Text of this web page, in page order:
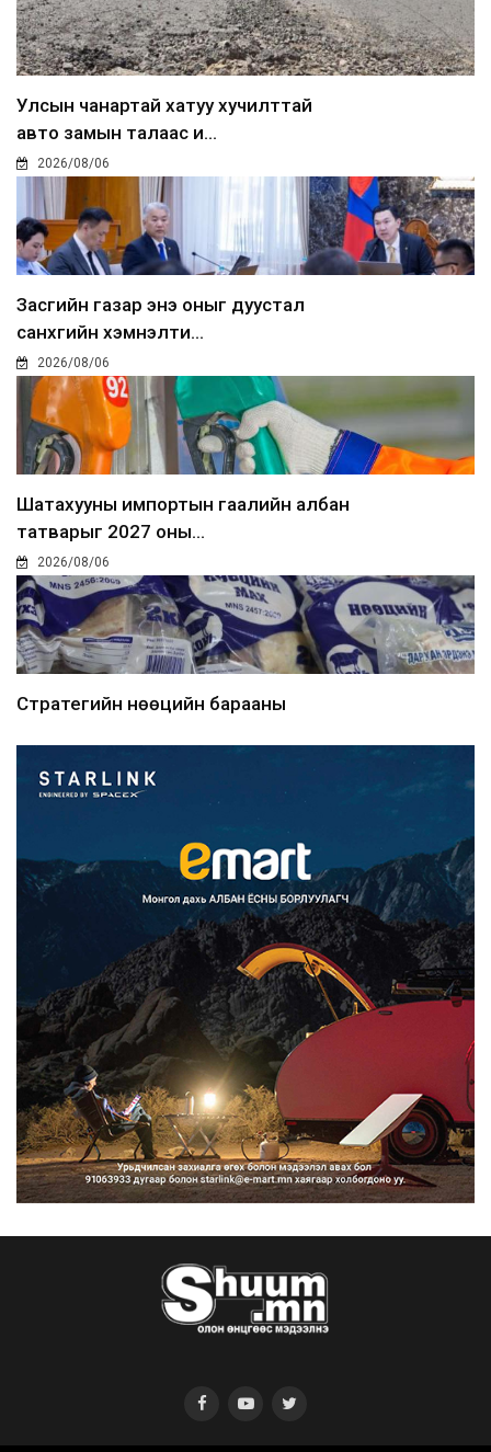
Улсын чанартай хатуу хучилттай
авто замын талаас и...
2026/08/06
Засгийн газар энэ оныг дуустал
санхүүгийн хэмнэлти...
2026/08/06
Шатахууны импортын гаалийн албан
татварыг 2027 оны...
2026/08/06
Стратегийн нөөцийн барааны
Монгол Улс COP17 бага хуралд 6.5
тэрбум ам.доллары...
2026/08/06
“Улаанбаатар трам” төсөл
хэрэгжсэнээр жилд 446...
2026/08/06
Автомашины улсын дугаар тэгш
тоогоор төгссөн бол ө...